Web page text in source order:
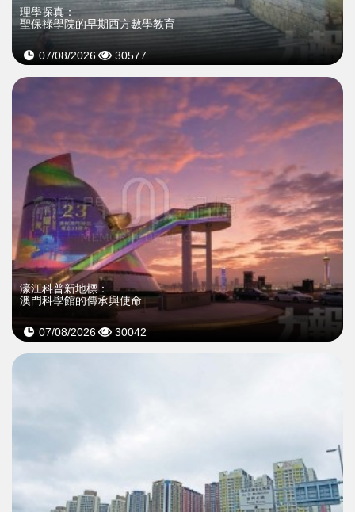
理學探真：
聖保祿學院的早期西方數學教育
07/08/2026 30577
濠江科普新地標：
澳門科學館的傳承與使命
07/08/2026 30042